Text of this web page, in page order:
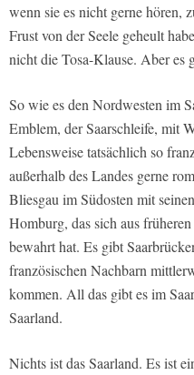
wenn sie es nicht gerne hören,
Frust von der Seele geheult
nicht die Tosa-Klause. Aber es
So wie es den Nordwesten im
Emblem, der Saarschleife, mit
Lebensweise tatsächlich so
außerhalb des Landes gerne
Bliesgau im Südosten mit
Homburg, das sich aus
bewahrt hat. Es gibt
französischen Nachbarn
kommen. All das gibt es im
Saarland.
Nichts ist das Saarland. Es ist